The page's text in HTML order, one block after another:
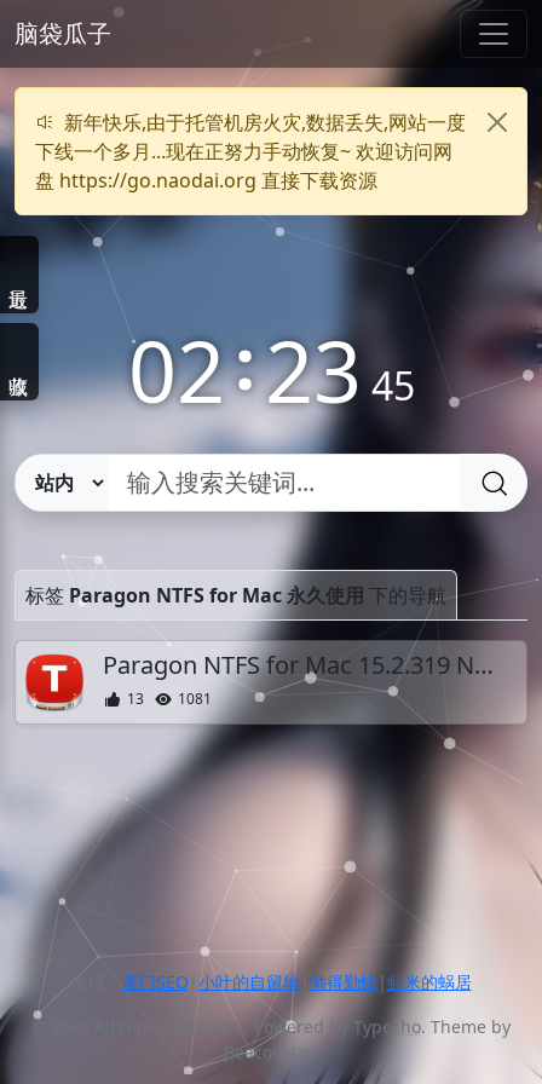
脑袋瓜子
新年快乐,由于托管机房火灾,数据丢失,网站一度
下线一个多月...现在正努力手动恢复~ 欢迎访问网
盘 https://go.naodai.org 直接下载资源
02:2345
标签 Paragon NTFS for Mac 永久使用 下的导航
Paragon NTFS for Mac 15.2.319 NTFS硬盘支持工具 开心版
13 1081
友链： 厦门SEO | 小叶的自留地|懒得勤快| 虾米的蜗居
© 2026 All rights reserved. Powered by Typecho. Theme by
BeaconNav.